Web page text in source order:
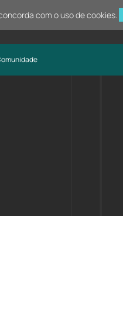
com o uso de cookies.